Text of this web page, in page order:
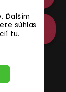
Ďalším
súhlas
tu.
Online
Reklamácia